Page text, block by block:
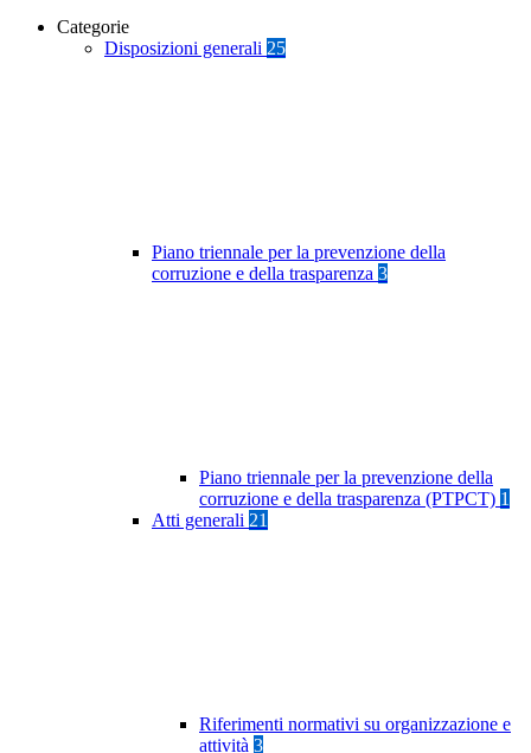
Categorie
Disposizioni generali 25
Piano triennale per la prevenzione della
corruzione e della trasparenza 3
Piano triennale per la prevenzione della
corruzione e della trasparenza (PTPCT) 1
Atti generali 21
Riferimenti normativi su organizzazione e
attività 3